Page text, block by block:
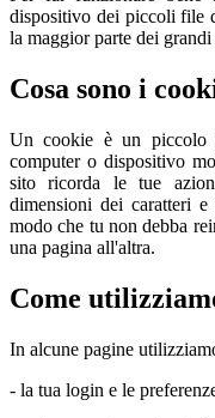
dispositivo dei piccoli file
la maggior parte dei
Cosa sono i
Un cookie è un
computer o dispositivo
sito ricorda le tue
dimensioni dei caratteri
modo che tu non debba
una pagina all'altra.
Come
In alcune pagine
- la tua login e le